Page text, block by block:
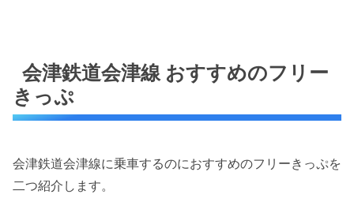
会津鉄道会津線 おすすめのフリー
きっぷ
会津鉄道会津線に乗車するのにおすすめのフリーきっぷを
二つ紹介します。